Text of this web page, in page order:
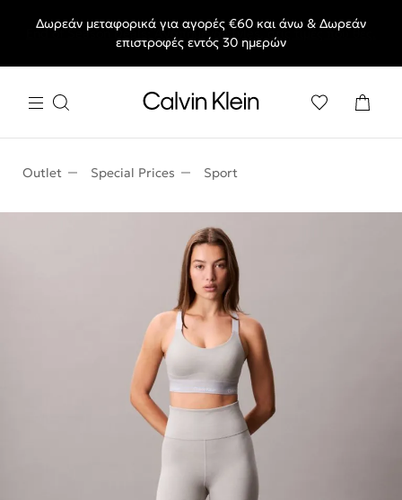
End of Season Deals: Αγαπημένα styles, στις τιμές που θες.
Δωρεάν μεταφορικά για αγορές €60 και άνω & Δωρεάν
επιστροφές εντός 30 ημερών
Outlet Special Prices Sport